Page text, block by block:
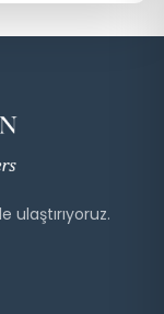
ulaştırıyoruz.